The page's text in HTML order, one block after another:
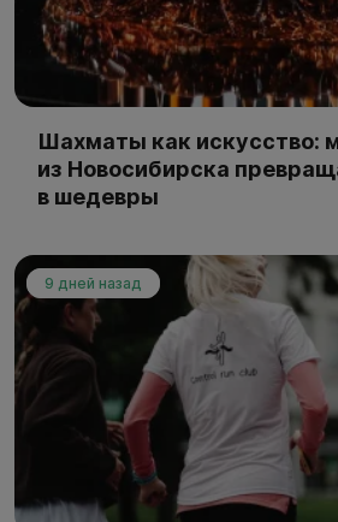
Шахматы как искусство:
из Новосибирска
в шедевры
9 дней назад